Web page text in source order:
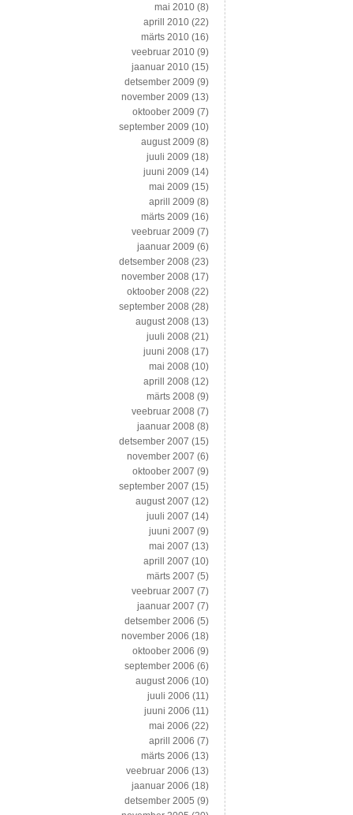
mai 2010 (8)
aprill 2010 (22)
märts 2010 (16)
veebruar 2010 (9)
jaanuar 2010 (15)
detsember 2009 (9)
november 2009 (13)
oktoober 2009 (7)
september 2009 (10)
august 2009 (8)
juuli 2009 (18)
juuni 2009 (14)
mai 2009 (15)
aprill 2009 (8)
märts 2009 (16)
veebruar 2009 (7)
jaanuar 2009 (6)
detsember 2008 (23)
november 2008 (17)
oktoober 2008 (22)
september 2008 (28)
august 2008 (13)
juuli 2008 (21)
juuni 2008 (17)
mai 2008 (10)
aprill 2008 (12)
märts 2008 (9)
veebruar 2008 (7)
jaanuar 2008 (8)
detsember 2007 (15)
november 2007 (6)
oktoober 2007 (9)
september 2007 (15)
august 2007 (12)
juuli 2007 (14)
juuni 2007 (9)
mai 2007 (13)
aprill 2007 (10)
märts 2007 (5)
veebruar 2007 (7)
jaanuar 2007 (7)
detsember 2006 (5)
november 2006 (18)
oktoober 2006 (9)
september 2006 (6)
august 2006 (10)
juuli 2006 (11)
juuni 2006 (11)
mai 2006 (22)
aprill 2006 (7)
märts 2006 (13)
veebruar 2006 (13)
jaanuar 2006 (18)
detsember 2005 (9)